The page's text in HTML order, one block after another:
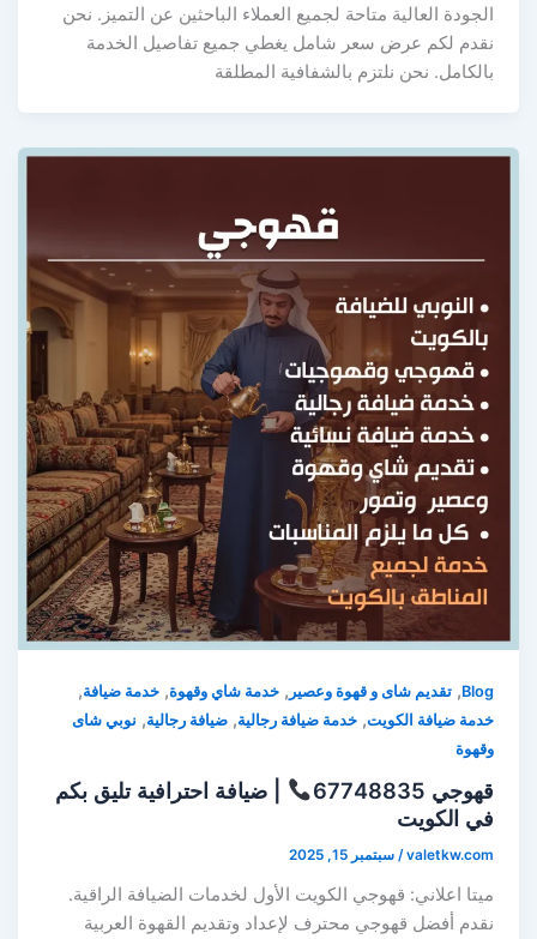
الجودة العالية متاحة لجميع العملاء الباحثين عن التميز. نحن
نقدم لكم عرض سعر شامل يغطي جميع تفاصيل الخدمة
بالكامل. نحن نلتزم بالشفافية المطلقة
Blog
,تقديم شاى و قهوة وعصير, خدمة شاي وقهوة,خدمة ضيافة,
خدمة ضيافة الكويت,خدمة ضيافة رجالية,ضيافة رجالية,نوبي شاى
وقهوة
قهوجي 67748835
| ضيافة احترافية تليق بكم
في الكويت
valetkw.com
/سبتمبر 15, 2025
ميتا اعلاني: قهوجي الكويت الأول لخدمات الضيافة الراقية.
نقدم أفضل قهوجي محترف لإعداد وتقديم القهوة العربية